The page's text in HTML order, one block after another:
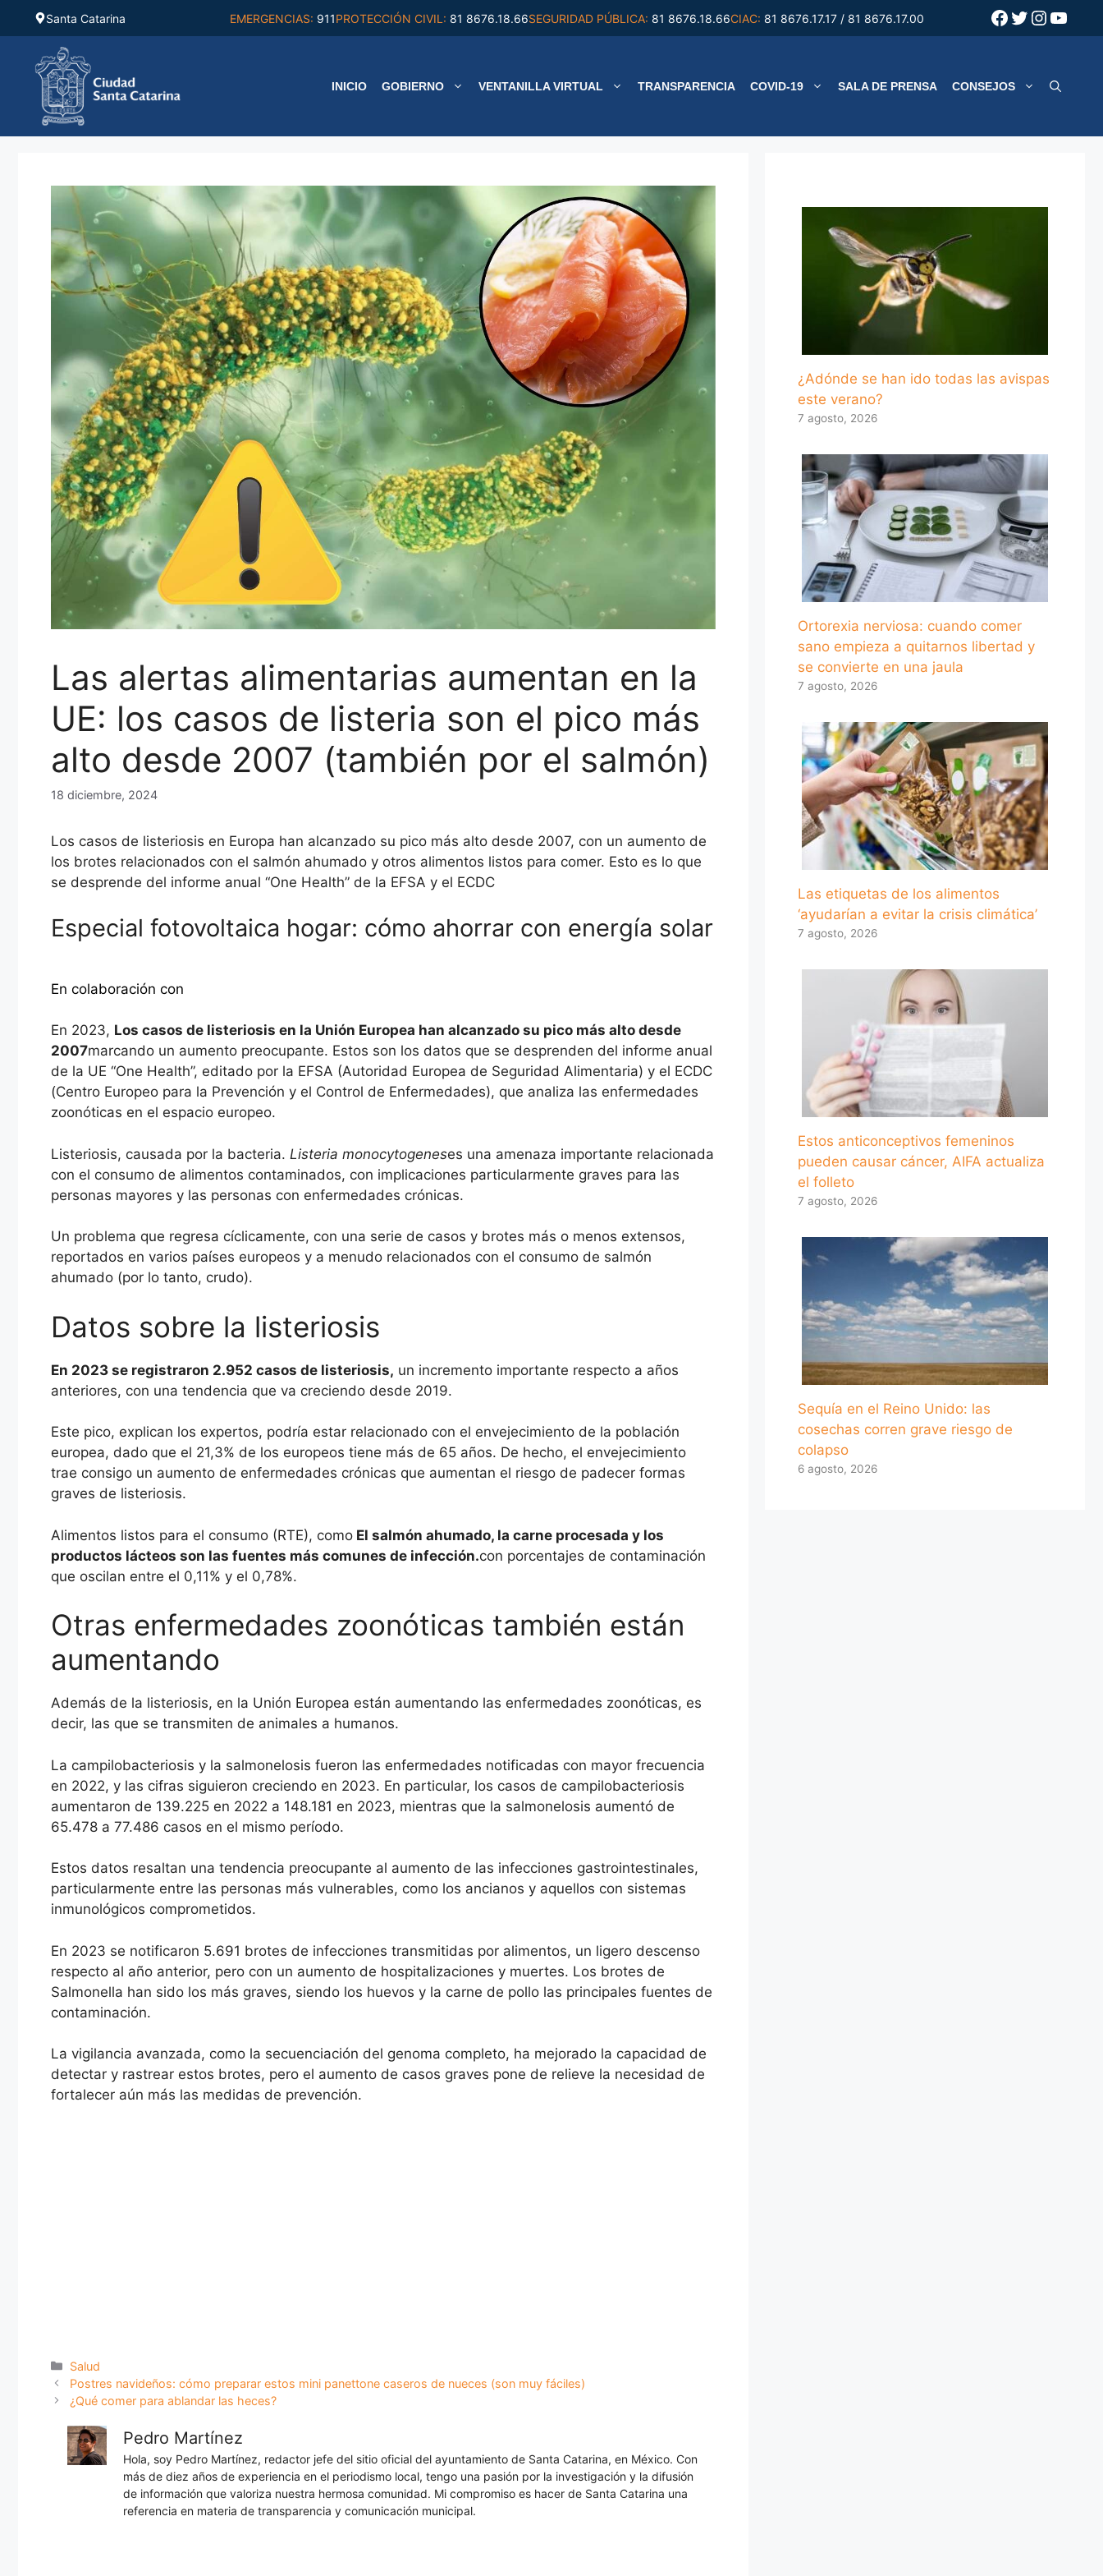
Saltar
contenido
Santa Catarina EMERGENCIAS: 911PROTECCIÓN CIVIL: 81 8676.18.66SEGURIDAD PÚBLICA: 81 8676.18.66CIAC: 81 8676.17.17 / 81 8676.17.00 Facebook
Twitter
INICIO GOBIERNO VENTANILLA VIRTUAL TRANSPARENCIA COVID-19 SALA DE PRENSA CONSEJOS
Las alertas alimentarias aumentan en la
UE: los casos de listeria son el pico más
alto desde 2007 (también por el salmón)
18 diciembre, 2024
Los casos de listeriosis en Europa han alcanzado su pico más alto desde 2007, con un aumento de
los brotes relacionados con el salmón ahumado y otros alimentos listos para comer. Esto es lo que
se desprende del informe anual “One Health” de la EFSA y el ECDC
Especial fotovoltaica hogar: cómo ahorrar con energía solar
En colaboración con
En 2023, Los casos de listeriosis en la Unión Europea han alcanzado su pico más alto desde
2007marcando un aumento preocupante. Estos son los datos que se desprenden del informe anual
de la UE “One Health”, editado por la EFSA (Autoridad Europea de Seguridad Alimentaria) y el ECDC
(Centro Europeo para la Prevención y el Control de Enfermedades), que analiza las enfermedades
zoonóticas en el espacio europeo.
Listeriosis, causada por la bacteria. Listeria monocytogeneses una amenaza importante relacionada
con el consumo de alimentos contaminados, con implicaciones particularmente graves para las
personas mayores y las personas con enfermedades crónicas.
Un problema que regresa cíclicamente, con una serie de casos y brotes más o menos extensos,
reportados en varios países europeos y a menudo relacionados con el consumo de salmón
ahumado (por lo tanto, crudo).
Datos sobre la listeriosis
En 2023 se registraron 2.952 casos de listeriosis, un incremento importante respecto a años
anteriores, con una tendencia que va creciendo desde 2019.
Este pico, explican los expertos, podría estar relacionado con el envejecimiento de la población
europea, dado que el 21,3% de los europeos tiene más de 65 años. De hecho, el envejecimiento
trae consigo un aumento de enfermedades crónicas que aumentan el riesgo de padecer formas
graves de listeriosis.
Alimentos listos para el consumo (RTE), como El salmón ahumado, la carne procesada y los
productos lácteos son las fuentes más comunes de infección.con porcentajes de contaminación
que oscilan entre el 0,11% y el 0,78%.
Otras enfermedades zoonóticas también están
aumentando
Además de la listeriosis, en la Unión Europea están aumentando las enfermedades zoonóticas, es
decir, las que se transmiten de animales a humanos.
La campilobacteriosis y la salmonelosis fueron las enfermedades notificadas con mayor frecuencia
en 2022, y las cifras siguieron creciendo en 2023. En particular, los casos de campilobacteriosis
aumentaron de 139.225 en 2022 a 148.181 en 2023, mientras que la salmonelosis aumentó de
65.478 a 77.486 casos en el mismo período.
Estos datos resaltan una tendencia preocupante al aumento de las infecciones gastrointestinales,
particularmente entre las personas más vulnerables, como los ancianos y aquellos con sistemas
inmunológicos comprometidos.
En 2023 se notificaron 5.691 brotes de infecciones transmitidas por alimentos, un ligero descenso
respecto al año anterior, pero con un aumento de hospitalizaciones y muertes. Los brotes de
Salmonella han sido los más graves, siendo los huevos y la carne de pollo las principales fuentes de
contaminación.
La vigilancia avanzada, como la secuenciación del genoma completo, ha mejorado la capacidad de
detectar y rastrear estos brotes, pero el aumento de casos graves pone de relieve la necesidad de
fortalecer aún más las medidas de prevención.
Categorías
Salud
Postres navideños: cómo preparar estos mini panettone caseros de nueces (son muy fáciles)
¿Qué comer para ablandar las heces?
Pedro Martínez
Hola, soy Pedro Martínez, redactor jefe del sitio oficial del ayuntamiento de Santa Catarina, en México. Con
más de diez años de experiencia en el periodismo local, tengo una pasión por la investigación y la difusión
de información que valoriza nuestra hermosa comunidad. Mi compromiso es hacer de Santa Catarina una
referencia en materia de transparencia y comunicación municipal.
¿Adónde se han ido todas las avispas
este verano?
7 agosto, 2026
Ortorexia nerviosa: cuando comer
sano empieza a quitarnos libertad y
se convierte en una jaula
7 agosto, 2026
Las etiquetas de los alimentos
‘ayudarían a evitar la crisis climática’
7 agosto, 2026
Estos anticonceptivos femeninos
pueden causar cáncer, AIFA actualiza
el folleto
7 agosto, 2026
Sequía en el Reino Unido: las
cosechas corren grave riesgo de
colapso
6 agosto, 2026